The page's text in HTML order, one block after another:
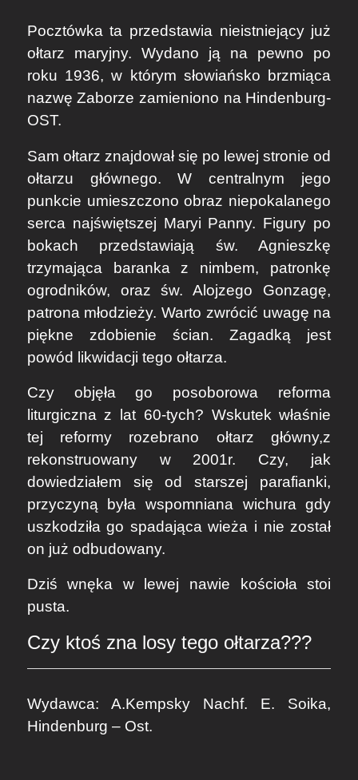
Pocztówka ta przedstawia nieistniejący już
ołtarz maryjny. Wydano ją na pewno po
roku 1936, w którym słowiańsko brzmiąca
nazwę Zaborze zamieniono na Hindenburg-
OST.
Sam ołtarz znajdował się po lewej stronie od
ołtarzu głównego. W centralnym jego
punkcie umieszczono obraz niepokalanego
serca najświętszej Maryi Panny. Figury po
bokach przedstawiają św. Agnieszkę
trzymająca baranka z nimbem, patronkę
ogrodników, oraz św. Alojzego Gonzagę,
patrona młodzieży. Warto zwrócić uwagę na
piękne zdobienie ścian. Zagadką jest
powód likwidacji tego ołtarza.
Czy objęła go posoborowa reforma
liturgiczna z lat 60-tych? Wskutek właśnie
tej reformy rozebrano ołtarz główny,z
rekonstruowany w 2001r. Czy, jak
dowiedziałem się od starszej parafianki,
przyczyną była wspomniana wichura gdy
uszkodziła go spadająca wieża i nie został
on już odbudowany.
Dziś wnęka w lewej nawie kościoła stoi
pusta.
Czy ktoś zna losy tego ołtarza???
Wydawca: A.Kempsky Nachf. E. Soika,
Hindenburg – Ost.